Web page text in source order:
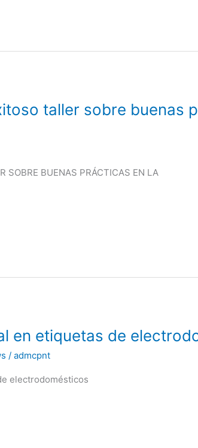
taller sobre buenas
SOBRE BUENAS PRÁCTICAS EN LA
en etiquetas de
/admcpnt
electrodomésticos